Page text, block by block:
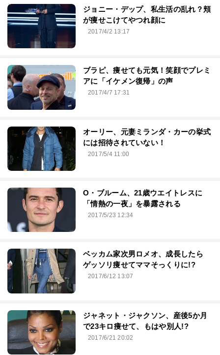
ジョニー・デップ、私生活の乱れ？頬
が痩せこけてやつれ顔に
2017/4/2 13:17
ブラピ、痩せても元気！笑顔でプレミ
アに「イケメン復帰」の声
2017/4/7 17:31
オーリー、元妻ミランダ・カーの挙式
には招待されていない！
2017/5/4 11:00
O・ブルーム、21歳ウエイトレスに
「情熱の一夜」を暴露される
2017/5/23 12:34
ベッカム家次男ロメオ、成長したら
ゲッソリ痩せてママそっくりに!?
2017/6/12 13:07
ジャネット・ジャクソン、産後5か月
で23キロ痩せて、もはや別人!?
2017/6/21 20:02